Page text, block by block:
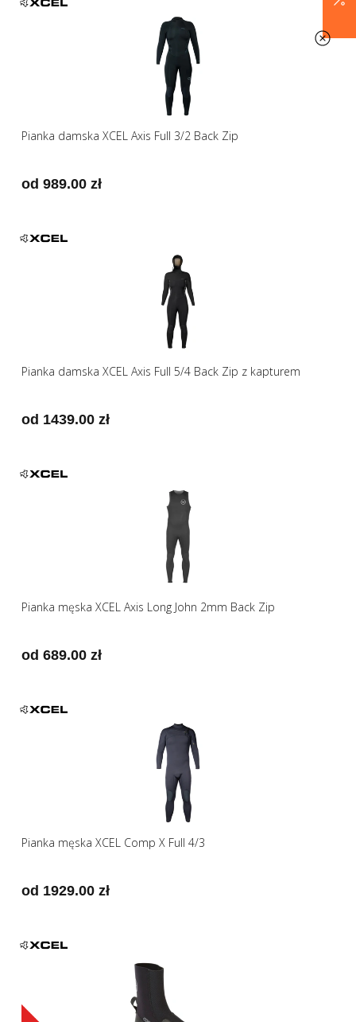
Pianka damska XCEL Axis Full 3/2 Back Zip
od 989.00 zł
Pianka damska XCEL Axis Full 5/4 Back Zip z kapturem
od 1439.00 zł
Pianka męska XCEL Axis Long John 2mm Back Zip
od 689.00 zł
Pianka męska XCEL Comp X Full 4/3
od 1929.00 zł